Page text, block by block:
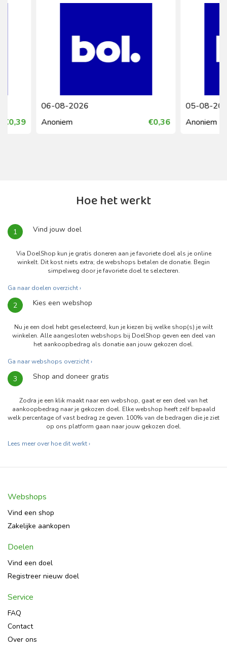
06-08-2026
Anoniem
05-08-2026
Anoniem
Hoe het werkt
1 Vind jouw doel
Via DoelShop kun je gratis doneren aan je favoriete doel als je online
winkelt. Dit kost niets extra; de webshops betalen de donatie. Begin
simpelweg door je favoriete doel te selecteren.
Ga naar doelen overzicht ›
2 Kies een webshop
Nu je een doel hebt geselecteerd, kun je kiezen bij welke shop(s) je wilt
winkelen. Alle aangesloten webshops bij DoelShop geven een deel van
het aankoopbedrag als donatie aan jouw gekozen doel.
Ga naar webshops overzicht ›
3 Shop and doneer gratis
Zodra je een klik maakt naar een webshop, gaat er een deel van het
aankoopbedrag naar je gekozen doel. Elke webshop heeft zelf bepaald
welk percentage of vast bedrag ze geven. 100% van de bedragen die je ziet
op ons platform gaan naar jouw gekozen doel.
Lees meer over hoe dit werkt ›
Webshops
Vind een shop
Zakelijke aankopen
Doelen
Vind een doel
Registreer nieuw doel
Service
FAQ
Contact
Over ons